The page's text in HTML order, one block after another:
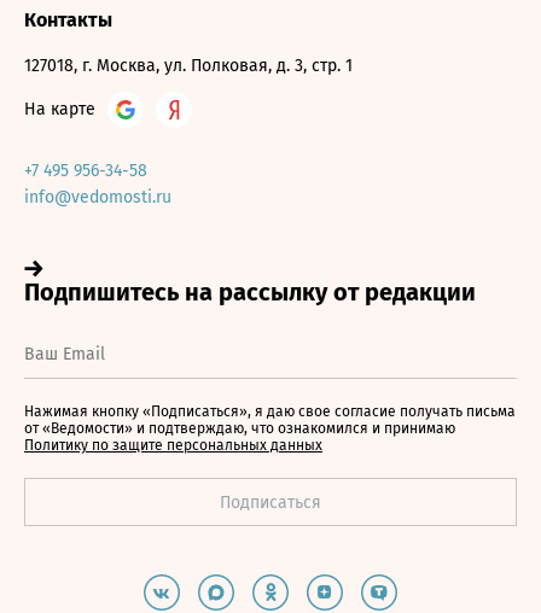
Контакты
127018, г. Москва, ул. Полковая, д. 3, стр. 1
На карте
+7 495 956-34-58
info@vedomosti.ru
Нажимая кнопку «Подписаться», я даю свое согласие получать письма
от «Ведомости» и подтверждаю, что ознакомился и принимаю
Политику по защите персональных данных